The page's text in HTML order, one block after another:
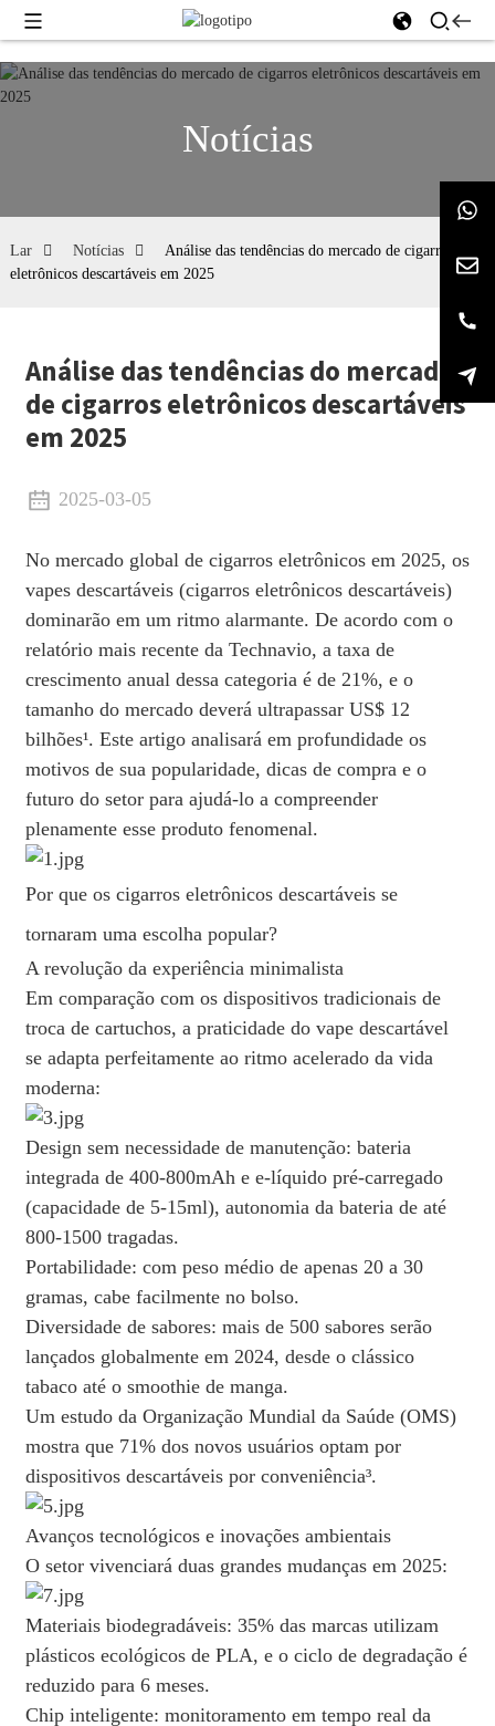
Notícias
Lar Notícias
Análise das tendências do mercado de cigarros
eletrônicos descartáveis ​​em 2025
Análise das tendências do mercado
de cigarros eletrônicos descartáveis
​​em 2025
2025-03-05
No mercado global de cigarros eletrônicos em 2025, os
vapes descartáveis ​​(cigarros eletrônicos descartáveis)
dominarão em um ritmo alarmante. De acordo com o
relatório mais recente da Technavio, a taxa de
crescimento anual dessa categoria é de 21%, e o
tamanho do mercado deverá ultrapassar US$ 12
bilhões¹. Este artigo analisará em profundidade os
motivos de sua popularidade, dicas de compra e o
futuro do setor para ajudá-lo a compreender
plenamente esse produto fenomenal.
Por que os cigarros eletrônicos descartáveis ​​se
tornaram uma escolha popular?
A revolução da experiência minimalista
Em comparação com os dispositivos tradicionais de
troca de cartuchos, a praticidade do vape descartável
se adapta perfeitamente ao ritmo acelerado da vida
moderna:
Design sem necessidade de manutenção: bateria
integrada de 400-800mAh e e-líquido pré-carregado
(capacidade de 5-15ml), autonomia da bateria de até
800-1500 tragadas.
Portabilidade: com peso médio de apenas 20 a 30
gramas, cabe facilmente no bolso.
Diversidade de sabores: mais de 500 sabores serão
lançados globalmente em 2024, desde o clássico
tabaco até o smoothie de manga.
Um estudo da Organização Mundial da Saúde (OMS)
mostra que 71% dos novos usuários optam por
dispositivos descartáveis ​​por conveniência³.
Avanços tecnológicos e inovações ambientais
O setor vivenciará duas grandes mudanças em 2025:
Materiais biodegradáveis: 35% das marcas utilizam
plásticos ecológicos de PLA, e o ciclo de degradação é
reduzido para 6 meses.
Chip inteligente: monitoramento em tempo real da